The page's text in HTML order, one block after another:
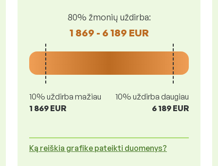
80% žmonių uždirba:
1 869 - 6 189 EUR
10% uždirba mažiau
1 869 EUR
10% uždirba daugiau
6 189 EUR
Ką reiškia grafike pateikti duomenys?